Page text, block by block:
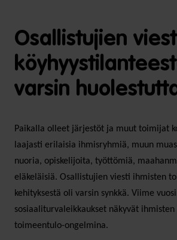
Osallistujien
varsin
Paikalla olleet järjestöt ja muut toimijat
laajasti erilaisia ihmisryhmiä, muun
nuoria, opiskelijoita, työttömiä,
eläkeläisiä. Osallistujien viesti ihmisten
kehityksestä oli varsin synkkä. Viime
sosiaaliturvaleikkaukset näkyvät ihmisten
toimeentulo-ongelmina.